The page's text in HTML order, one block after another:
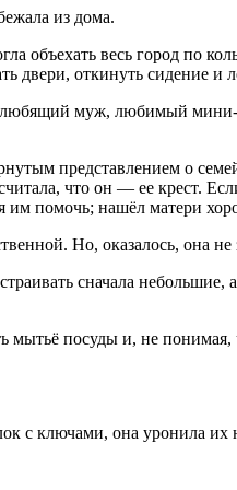
из дома.
объехать весь город по
двери, откинуть сидение и
муж, любимый мини-
представлением о
что он — ее крест.
помочь; нашёл матери
Но, оказалось, она
сначала
мытьё посуды и, не
с ключами, она уронила их